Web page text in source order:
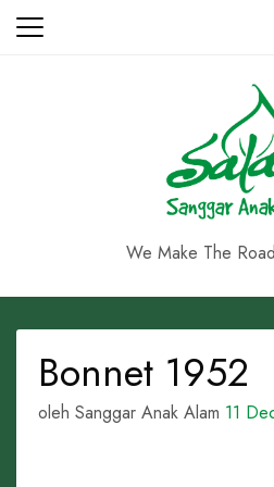
Skip
We Make The
Bonnet 1952
oleh Sanggar Anak Alam 11